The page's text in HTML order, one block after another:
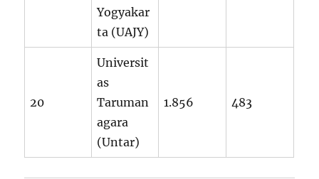
Yogyakar
ta (UAJY)
20
Universit
as
Taruman
agara
(Untar)
1.856 483